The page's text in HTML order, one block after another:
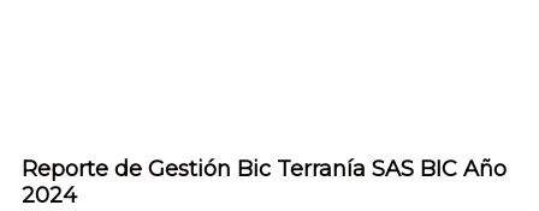
Reporte de Gestión Bic Terranía SAS BIC Año
2024